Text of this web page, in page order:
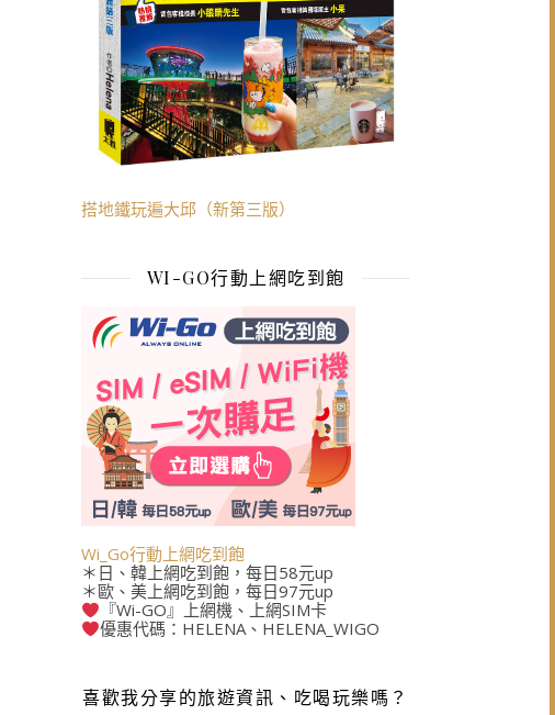
搭地鐵玩遍大邱（新第三版）
WI-GO行動上網吃到飽
Wi_Go行動上網吃到飽
＊日、韓上網吃到飽，每日58元up
＊歐、美上網吃到飽，每日97元up
『Wi-GO』上網機、上網SIM卡
優惠代碼：HELENA、HELENA_WIGO
喜歡我分享的旅遊資訊、吃喝玩樂嗎？